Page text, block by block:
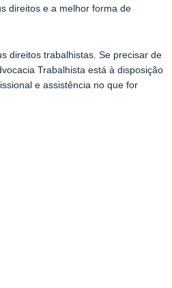
direitos e a melhor forma de
direitos trabalhistas. Se precisar de
Trabalhista está à disposição
e assistência no que for